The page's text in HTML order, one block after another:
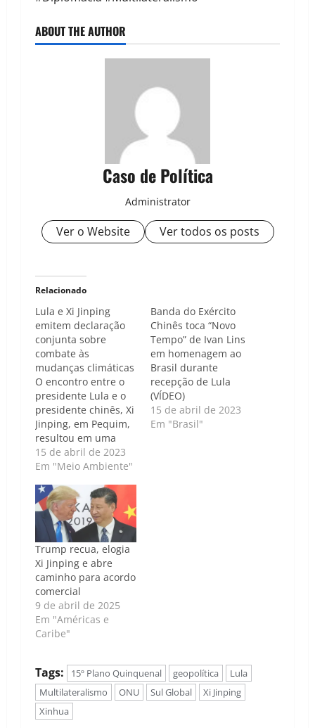
ABOUT THE AUTHOR
Caso de Política
Administrator
Ver o Website Ver todos os posts
Relacionado
Lula e Xi Jinping
emitem declaração
conjunta sobre
combate às
mudanças climáticas
O encontro entre o
presidente Lula e o
presidente chinês, Xi
Jinping, em Pequim,
resultou em uma
declaração conjunta
Brasil-China sobre
mudanças
climáticas. Nessa
declaração, ambos
os líderes se
comprometeram a
ampliar, aprofundar
e diversificar a
cooperação bilateral
sobre o clima. Esse
compromisso é
extremamente
15 de abril de 2023
Em "Meio Ambiente"
Banda do Exército
Chinês toca “Novo
Tempo” de Ivan Lins
em homenagem ao
Brasil durante
recepção de Lula
(VÍDEO)
15 de abril de 2023
Em "Brasil"
Trump recua, elogia
Xi Jinping e abre
caminho para acordo
comercial
9 de abril de 2025
Em "Américas e
Caribe"
Tags: 15º Plano Quinquenal geopolítica
Lula
Multilateralismo
ONU Sul Global
Xi Jinping
Xinhua